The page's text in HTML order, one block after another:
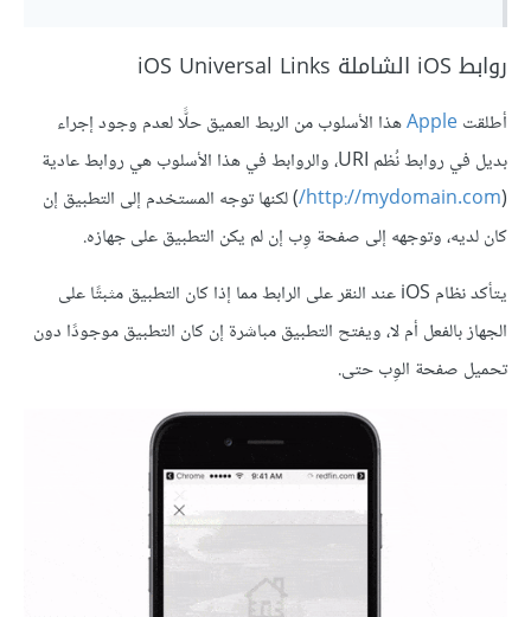
Mail_Pageهنا هو URI يعرّف مصدر البيانات (اسم مستند
HTML
)، بينما يصف URL أسلوب الوصول إلى ذلك المصدر
والتعامل معه (ميثاقHTTP )، إضافة إلى موقعه في الشبكة ( اسم
المُضيف
example.org
).
نظم معرّفات المصادر URI Schemes: هي النظم التي تحدد
إلخ.
روابط iOS الشاملة iOS Universal Links
أطلقتAppleهذا الأسلوب من الربط العميق حلًّا لعدم وجود إجراء
بديل في روابط نُظم URI، والروابط في هذا الأسلوب هي روابط عادية
(
http://mydomain.com/ ) لكنها توجه المستخدم إلى التطبيق إن
كان لديه، وتوجهه إلى صفحة وِب إن لم يكن التطبيق على جهازه.
يتأكد نظام iOS عند النقر على الرابط مما إذا كان التطبيق مثبتًا على
الجهاز بالفعل أم لا، ويفتح التطبيق مباشرة إن كان التطبيق موجودًا دون
تحميل صفحة الوِب حتى.